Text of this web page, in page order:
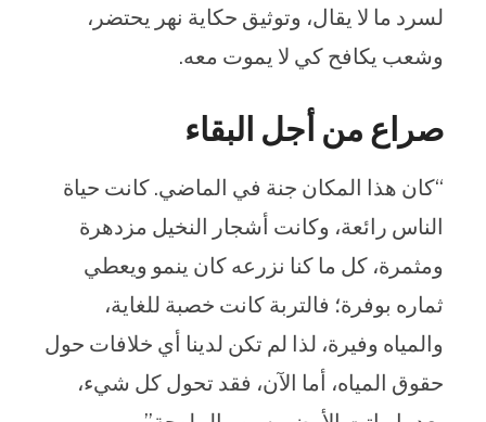
لسرد ما لا يقال، وتوثيق حكاية نهر يحتضر،
وشعب يكافح كي لا يموت معه.
صراع من أجل البقاء
“كان هذا المكان جنة في الماضي. كانت حياة
الناس رائعة، وكانت أشجار النخيل مزدهرة
ومثمرة، كل ما كنا نزرعه كان ينمو ويعطي
ثماره بوفرة؛ فالتربة كانت خصبة للغاية،
والمياه وفيرة، لذا لم تكن لدينا أي خلافات حول
حقوق المياه، أما الآن، فقد تحول كل شيء،